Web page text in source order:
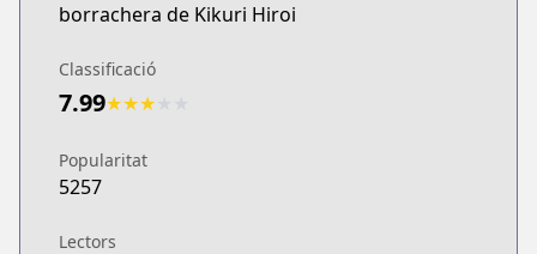
borrachera de Kikuri Hiroi
Classificació
7.99★★★
Popularitat
5257
Lectors